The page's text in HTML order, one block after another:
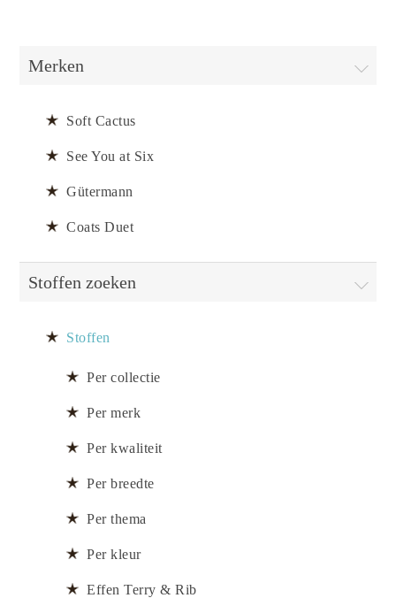
Merken
Soft Cactus
See You at Six
Gütermann
Coats Duet
Stoffen zoeken
Stoffen
Per collectie
Per merk
Per kwaliteit
Per breedte
Per thema
Per kleur
Effen Terry & Rib